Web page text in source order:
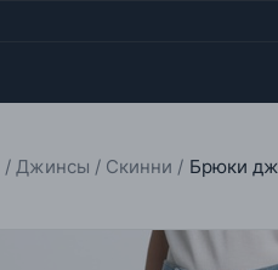
Джинсы Скинни Брюки